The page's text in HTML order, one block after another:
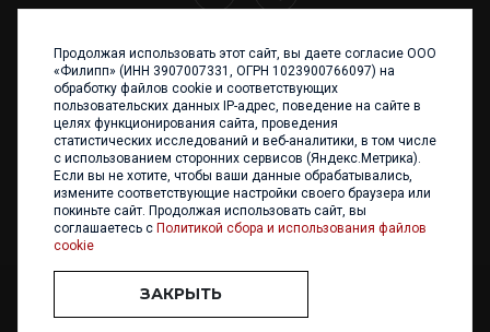
+7 (4012) 960 898
236017 Калининград,
ул. Каштановая аллея, 47
Телефон: +7 4012 960 898,
+7 4012 960 856
Написать нам
ООО «ФИЛИПП» © 2013 - 2026. Все права защищены
Разработка и
Продолжая использовать этот сайт, вы даете согласие ООО
«Филипп» (ИНН 3907007331, ОГРН 1023900766097) на
обработку файлов cookie и соответствующих
пользовательских данных IP-адрес, поведение на сайте в
целях функционирования сайта, проведения
статистических исследований и веб-аналитики, в том числе
с использованием сторонних сервисов (Яндекс.Метрика).
Если вы не хотите, чтобы ваши данные обрабатывались,
измените соответствующие настройки своего браузера или
покиньте сайт. Продолжая использовать сайт, вы
соглашаетесь с Политикой сбора и использования файлов
cookie
ЗАКРЫТЬ